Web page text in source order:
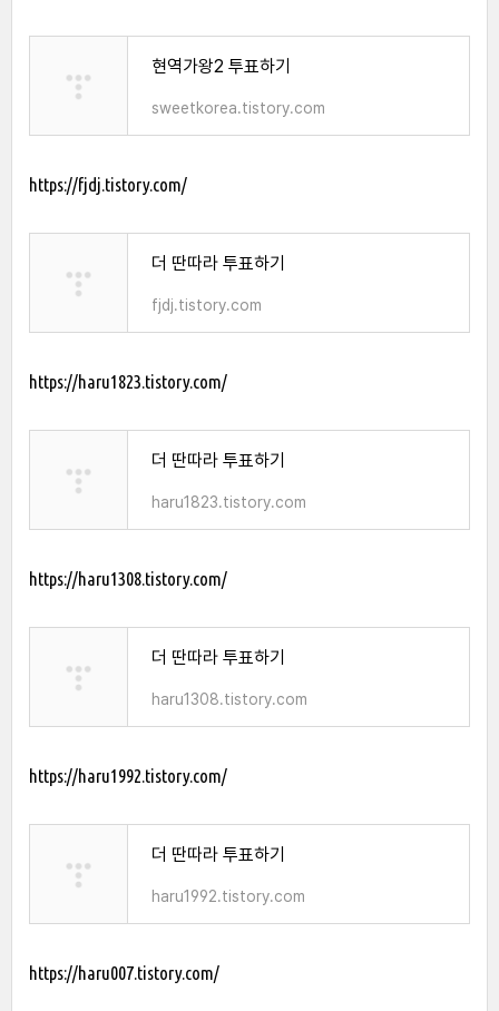
현역가왕2 투표하기
sweetkorea.tistory.com
https://fjdj.tistory.com/
더 딴따라 투표하기
fjdj.tistory.com
https://haru1823.tistory.com/
더 딴따라 투표하기
haru1823.tistory.com
https://haru1308.tistory.com/
더 딴따라 투표하기
haru1308.tistory.com
https://haru1992.tistory.com/
더 딴따라 투표하기
haru1992.tistory.com
https://haru007.tistory.com/